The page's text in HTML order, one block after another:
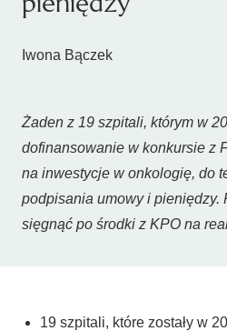
Iwona Bączek
Żaden z 19 szpitali, którym w
dofinansowanie w konkursie z
na inwestycje w onkologię, do
podpisania umowy i pieniędzy.
sięgnąć po środki z KPO na
19 szpitali, które zostały w